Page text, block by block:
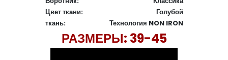
Цвет ткани:
Голубой
ткань:
Технология NON IRON
РАЗМЕРЫ: 39-45